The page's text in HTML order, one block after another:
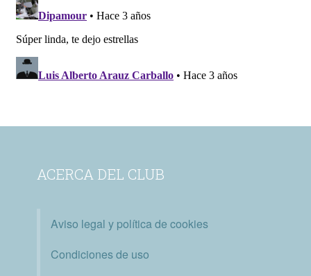
ACERCA DEL CLUB
Aviso legal y política de cookies
Condiciones de uso